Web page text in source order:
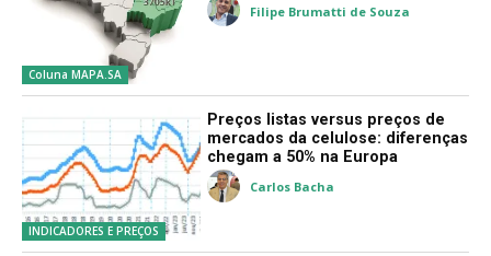
Coluna MAPA.SA
Filipe Brumatti de Souza
INDICADORES E PREÇOS
Preços listas versus preços de
mercados da celulose: diferenças
chegam a 50% na Europa
Carlos Bacha